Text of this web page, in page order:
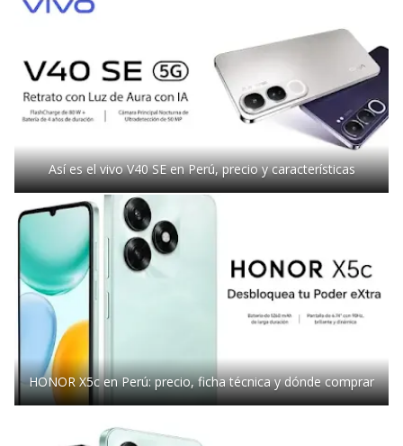
Así es el vivo V40 SE en Perú, precio y características
HONOR X5c en Perú: precio, ficha técnica y dónde comprar